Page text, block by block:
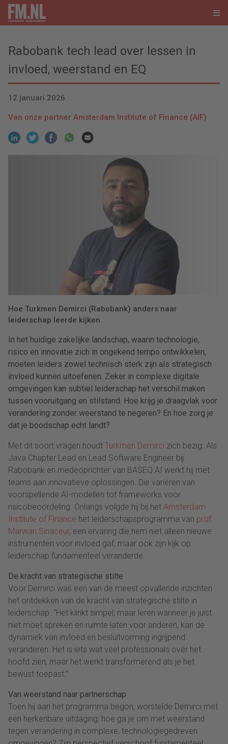
Rabobank tech lead over lessen in
invloed, weerstand en EQ
12 januari 2026
Van onze partner Amsterdam Institute of Finance (AIF)
Hoe Turkmen Demirci (Rabobank) anders naar
leiderschap leerde kijken.
In het huidige zakelijke landschap, waarin technologie,
risico en innovatie zich in ongekend tempo ontwikkelen,
moeten leiders zowel technisch sterk zijn als strategisch
invloed kunnen uitoefenen. Zeker in complexe digitale
omgevingen kan subtiel leiderschap het verschil maken
tussen vooruitgang en stilstand. Hoe krijg je draagvlak voor
verandering zonder weerstand te negeren? En hoe zorg je
dat je boodschap echt landt?
Met dit soort vragen houdt Turkmen Demirci zich bezig. Als
Java Chapter Lead en Lead Software Engineer bij
Rabobank en medeoprichter van BASEQ AI werkt hij met
teams aan innovatieve oplossingen. Die variëren van
voorspellende AI-modellen tot frameworks voor
risicobeoordeling. Onlangs volgde hij bij het Amsterdam
Institute of Finance het leiderschapsprogramma van prof.
Marwan Sinaceur, een ervaring die hem niet alleen nieuwe
instrumenten voor invloed gaf, maar ook zijn kijk op
leiderschap fundamenteel veranderde.
​​De kracht van strategische stilte
Voor Demirci was een van de meest opvallende inzichten
het ontdekken van de kracht van strategische stilte in
leiderschap. “Het klinkt simpel, maar leren wanneer je juist
níet moet spreken en ruimte laten voor anderen, kan de
dynamiek van invloed en besluitvorming ingrijpend
veranderen. Het is iets wat veel professionals over het
hoofd zien, maar het werkt transformerend als je het
bewust toepast.”
Van weerstand naar partnerschap
Toen hij aan het programma begon, worstelde Demirci met
een herkenbare uitdaging: hoe ga je om met weerstand
tegen verandering in complexe, technologiegedreven